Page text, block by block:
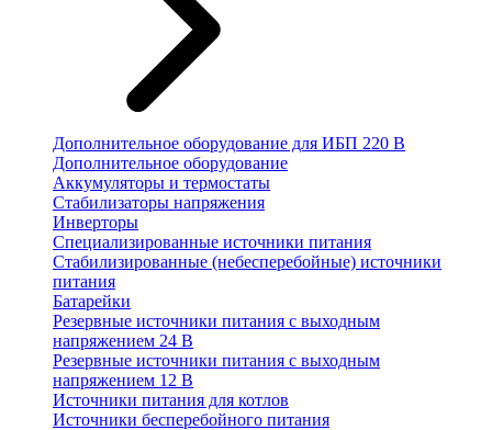
Дополнительное оборудование для ИБП 220 В
Дополнительное оборудование
Аккумуляторы и термостаты
Стабилизаторы напряжения
Инверторы
Специализированные источники питания
Стабилизированные (небесперебойные) источники
питания
Батарейки
Резервные источники питания с выходным
напряжением 24 В
Резервные источники питания с выходным
напряжением 12 В
Источники питания для котлов
Источники бесперебойного питания